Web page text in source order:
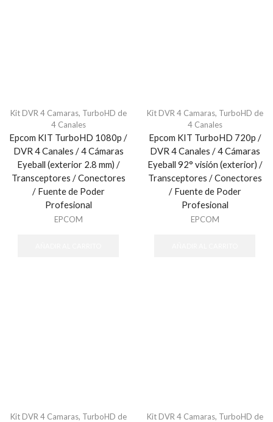
Kit DVR 4 Camaras, TurboHD de
4 Canales
Epcom KIT TurboHD 1080p /
DVR 4 Canales / 4 Cámaras
Eyeball (exterior 2.8 mm) /
Transceptores / Conectores
/ Fuente de Poder
Profesional
EPCOM
Kit DVR 4 Camaras, TurboHD de
4 Canales
Epcom KIT TurboHD 720p /
DVR 4 Canales / 4 Cámaras
Eyeball 92° visión (exterior) /
Transceptores / Conectores
/ Fuente de Poder
Profesional
EPCOM
Kit DVR 4 Camaras, TurboHD de
Kit DVR 4 Camaras, TurboHD de